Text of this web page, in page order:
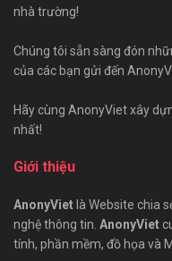
nhà trường!
Chúng tôi sẵn sàng đón
của các bạn gửi đến
Hãy cùng AnonyViet xây
nhất!
Giới thiệu
AnonyVietlà Website chia
nghệ thông tin. AnonyViet
tính, phần mềm, đồ họa và